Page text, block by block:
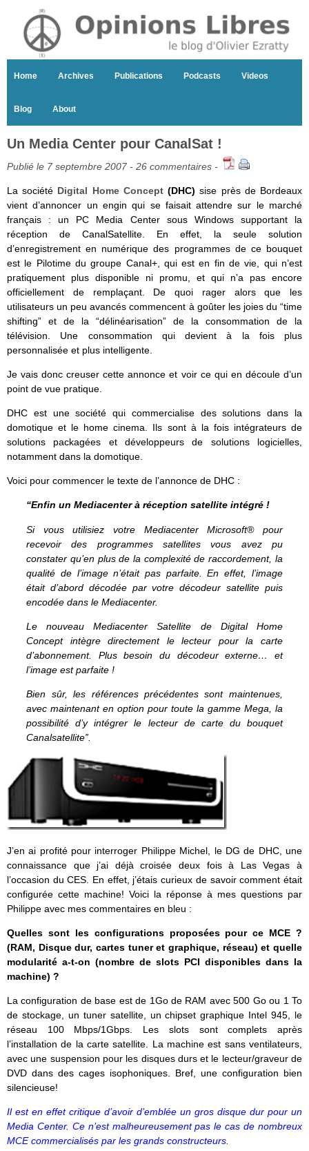
Home Archives Publications Podcasts Videos
Blog About
Un Media Center pour CanalSat !
Publié le 7 septembre 2007 - 26 commentaires -
La société Digital Home Concept(DHC)sise près de Bordeaux
vient d’annoncer un engin qui se faisait attendre sur le marché
français : un PC Media Center sous Windows supportant la
réception de CanalSatellite. En effet, la seule solution
d’enregistrement en numérique des programmes de ce bouquet
est le Pilotime du groupe Canal+, qui est en fin de vie, qui n’est
pratiquement plus disponible ni promu, et qui n’a pas encore
officiellement de remplaçant. De quoi rager alors que les
utilisateurs un peu avancés commencent à goûter les joies du “time
shifting” et de la “délinéarisation” de la consommation de la
télévision. Une consommation qui devient à la fois plus
personnalisée et plus intelligente.
Je vais donc creuser cette annonce et voir ce qui en découle d’un
point de vue pratique.
DHC est une société qui commercialise des solutions dans la
domotique et le home cinema. Ils sont à la fois intégrateurs de
solutions packagées et développeurs de solutions logicielles,
notamment dans la domotique.
Voici pour commencer le texte de l’annonce de DHC :
“Enfin un Mediacenter à réception satellite intégré !
Si vous utilisiez votre Mediacenter Microsoft® pour
recevoir des programmes satellites vous avez pu
constater qu’en plus de la complexité de raccordement, la
qualité de l’image n’était pas parfaite. En effet, l’image
était d’abord décodée par votre décodeur satellite puis
encodée dans le Mediacenter.
Le nouveau Mediacenter Satellite de Digital Home
Concept intègre directement le lecteur pour la carte
d’abonnement. Plus besoin du décodeur externe… et
l’image est parfaite !
Bien sûr, les références précédentes sont maintenues,
avec maintenant en option pour toute la gamme Mega, la
possibilité d’y intégrer le lecteur de carte du bouquet
Canalsatellite”.
J’en ai profité pour interroger Philippe Michel, le DG de DHC, une
connaissance que j’ai déjà croisée deux fois à Las Vegas à
l’occasion du CES. En effet, j’étais curieux de savoir comment était
configurée cette machine! Voici la réponse à mes questions par
Philippe avec mes commentaires en bleu :
Quelles sont les configurations proposées pour ce MCE ?
(RAM, Disque dur, cartes tuner et graphique, réseau) et quelle
modularité a-t-on (nombre de slots PCI disponibles dans la
machine) ?
La configuration de base est de 1Go de RAM avec 500 Go ou 1 To
de stockage, un tuner satellite, un chipset graphique Intel 945, le
réseau 100 Mbps/1Gbps. Les slots sont complets après
l’installation de la carte satellite. La machine est sans ventilateurs,
avec une suspension pour les disques durs et le lecteur/graveur de
DVD dans des cages isophoniques. Bref, une configuration bien
silencieuse!
Il est en effet critique d’avoir d’emblée un gros disque dur pour un
Media Center. Ce n’est malheureusement pas le cas de nombreux
MCE commercialisés par les grands constructeurs.